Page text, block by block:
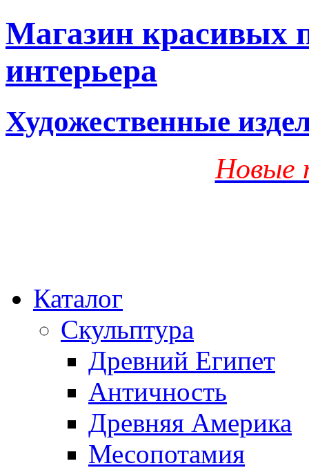
Магазин красивых
интерьера
Художественные
Новые
Каталог
Скульптура
Древний Египет
Античность
Древняя Америка
Месопотамия